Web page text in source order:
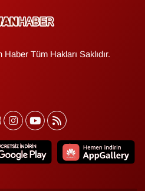
Tüm Hakları Saklıdır.